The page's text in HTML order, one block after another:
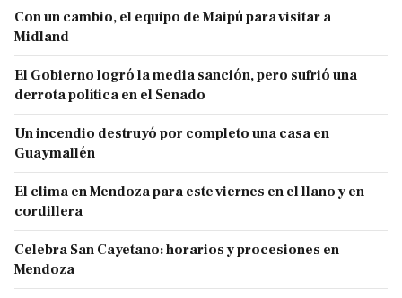
Con un cambio, el equipo de Maipú para visitar a
Midland
El Gobierno logró la media sanción, pero sufrió una
derrota política en el Senado
Un incendio destruyó por completo una casa en
Guaymallén
El clima en Mendoza para este viernes en el llano y en
cordillera
Celebra San Cayetano: horarios y procesiones en
Mendoza